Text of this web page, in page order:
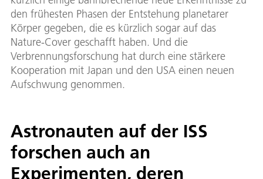
den frühesten Phasen der Entstehung planetarer
Körper gegeben, die es kürzlich sogar auf das
Nature-Cover geschafft haben. Und die
Verbrennungsforschung hat durch eine stärkere
Kooperation mit Japan und den USA einen neuen
Aufschwung genommen.
Astronauten auf der ISS
forschen auch an
Experimenten, deren